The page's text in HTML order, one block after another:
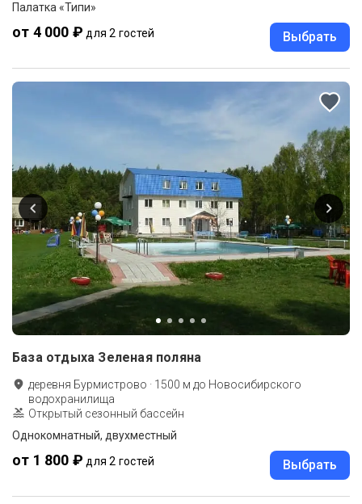
Палатка «Типи»
от 4 000 ₽ для 2 гостей Выбрать
База отдыха Зеленая поляна
деревня Бурмистрово · 1500 м до Новосибирского
водохранилища
Открытый сезонный бассейн
Однокомнатный, двухместный
от 1 800 ₽ для 2 гостей Выбрать